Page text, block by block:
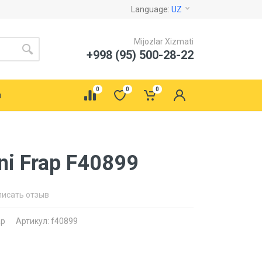
Language: UZ
Mijozlar Xizmati
+998 (95) 500-28-22
0 0 0
Frap F40899
отзыв
Артикул: f40899